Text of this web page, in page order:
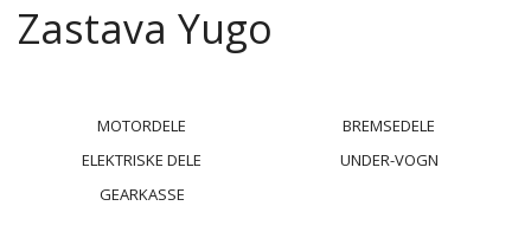
Zastava Yugo
MOTORDELE
BREMSEDELE
ELEKTRISKE DELE
UNDER-VOGN
GEARKASSE